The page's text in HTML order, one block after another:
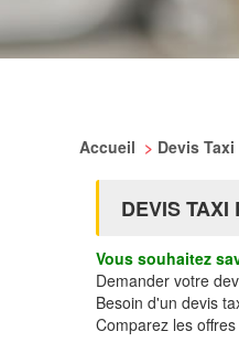
Accueil > Devis
DEVIS TAXI
Vous souhaitez
Demander votre
Besoin d'un devis
Comparez les